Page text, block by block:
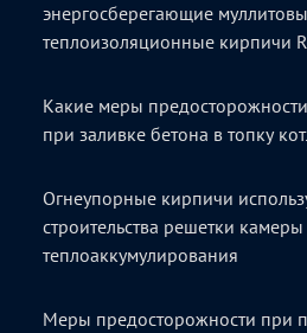
энергосберегающие
теплоизоляционные кирпичи
Какие меры
при заливке бетона в топку
Огнеупорные кирпичи
строительства решетки камеры
теплоаккумулирования
Меры предосторожности при